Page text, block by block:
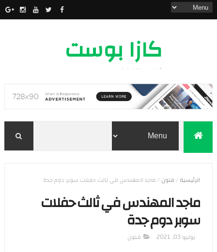
كازا بوست
أخبار مدينة الدار البيضاء
الرئيسية/فنون/ماجد المهندس في ثالث حفلات سوبر دوم جدة
ماجد المهندس في ثالث حفلات
سوبر دوم جدة
يوليو 03, 2021 فنون